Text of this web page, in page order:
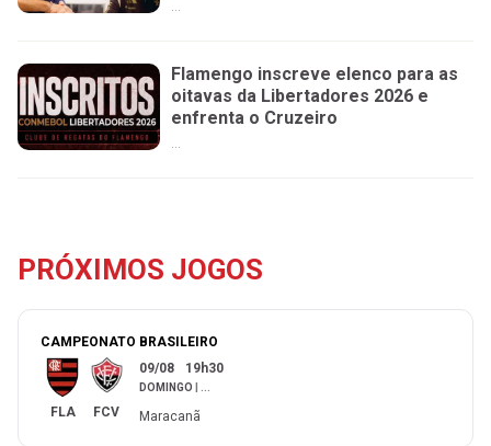
Flamengo inscreve elenco para as
oitavas da Libertadores 2026 e
enfrenta o Cruzeiro
...
PRÓXIMOS JOGOS
CAMPEONATO BRASILEIRO
FLA FCV
09/08 19h30
DOMINGO
Maracanã